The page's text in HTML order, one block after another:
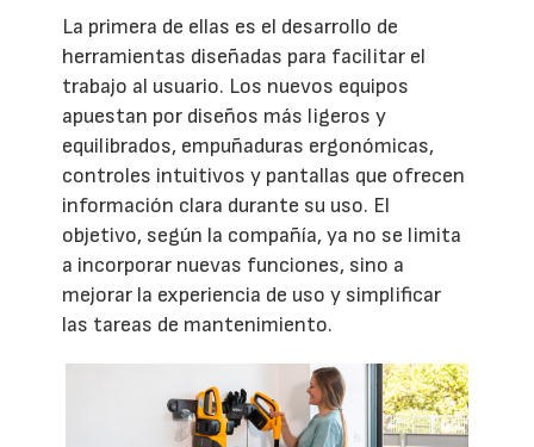
La primera de ellas es el desarrollo de
herramientas diseñadas para facilitar el
trabajo al usuario. Los nuevos equipos
apuestan por diseños más ligeros y
equilibrados, empuñaduras ergonómicas,
controles intuitivos y pantallas que ofrecen
información clara durante su uso. El
objetivo, según la compañía, ya no se limita
a incorporar nuevas funciones, sino a
mejorar la experiencia de uso y simplificar
las tareas de mantenimiento.